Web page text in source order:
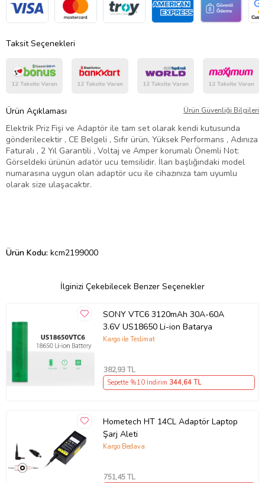
Taksit Seçenekleri
Ürün Açıklaması Ürün Güvenliği Bilgileri
Elektrik Priz Fişi ve Adaptör ile tam set olarak kendi kutusunda
gönderilecektir , CE Belgeli , Sıfır ürün, Yüksek Performans , Adınıza
Faturalı , 2 Yıl Garantili , Voltaj ve Amper korumalı Önemli Not:
Görseldeki ürünün adatör ucu temsilidir. İlan başlığındaki model
numarasına uygun olan adaptör ucu ile cihazınıza tam uyumlu
olarak size ulaşacaktır.
Ürün Kodu: kcm2199000
İlginizi Çekebilecek Benzer Seçenekler
SONY VTC6 3120mAh 30A-60A
3.6V US18650 Li-ion Batarya
Kargo ile Teslimat
382,93 TL
Sepette %10 İndirim 344,64 TL
Hometech HT 14CL Adaptör Laptop
Şarj Aleti
Kargo Bedava
751,45 TL